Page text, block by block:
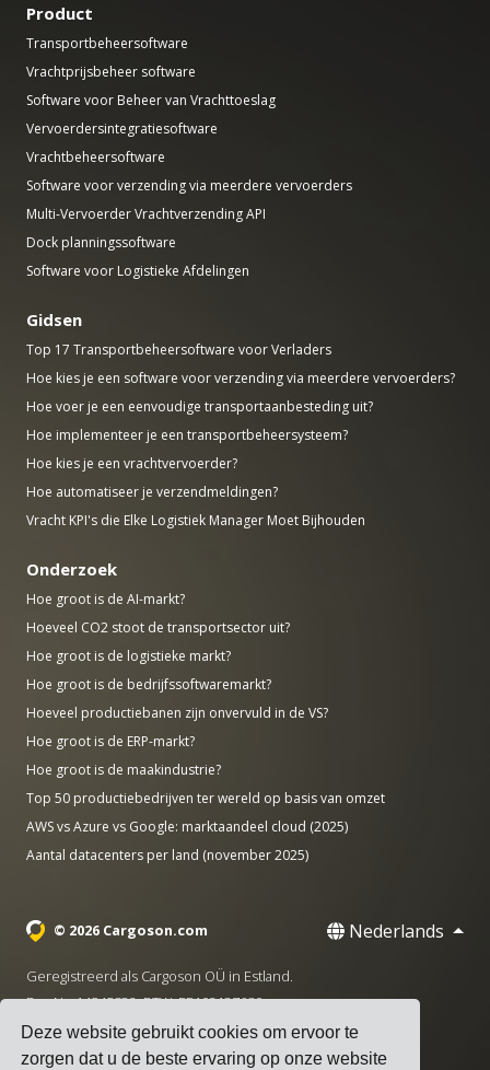
Deze website gebruikt cookies om ervoor te
zorgen dat u de beste ervaring op onze website
Product
Transportbeheersoftware
Vrachtprijsbeheer software
Software voor Beheer van Vrachttoeslag
Vervoerdersintegratiesoftware
Vrachtbeheersoftware
Software voor verzending via meerdere vervoerders
Multi-Vervoerder Vrachtverzending API
Dock planningssoftware
Software voor Logistieke Afdelingen
Gidsen
Top 17 Transportbeheersoftware voor Verladers
Hoe kies je een software voor verzending via meerdere vervoerders?
Hoe voer je een eenvoudige transportaanbesteding uit?
Hoe implementeer je een transportbeheersysteem?
Hoe kies je een vrachtvervoerder?
Hoe automatiseer je verzendmeldingen?
Vracht KPI's die Elke Logistiek Manager Moet Bijhouden
Onderzoek
Hoe groot is de AI-markt?
Hoeveel CO2 stoot de transportsector uit?
Hoe groot is de logistieke markt?
Hoe groot is de bedrijfssoftwaremarkt?
Hoeveel productiebanen zijn onvervuld in de VS?
Hoe groot is de ERP-markt?
Hoe groot is de maakindustrie?
Top 50 productiebedrijven ter wereld op basis van omzet
AWS vs Azure vs Google: marktaandeel cloud (2025)
Aantal datacenters per land (november 2025)
© 2026 Cargoson.com Nederlands
Geregistreerd als Cargoson OÜ in Estland.
Reg Nr: 14545832. BTW: EE102137680.
Hoofdkantoor: Pärnu mnt. 141, 11314 Tallinn, Estland